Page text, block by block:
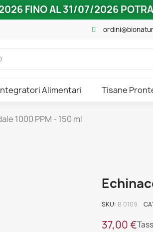
FINO AL 31/07/2026
Alimentari Tisane
1000 PPM - 150 ml
SKU B 0109
37,00 €